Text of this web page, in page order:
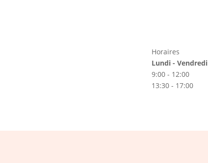
Horaires
Lundi - Vendredi
9:00 - 12:00
13:30 - 17:00